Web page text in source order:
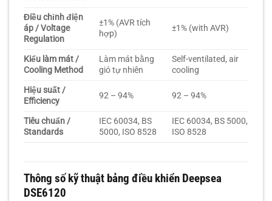
Điều chỉnh điện
áp / Voltage
Regulation
±1% (AVR tích
hợp)
±1% (with AVR)
Kiểu làm mát /
Cooling Method
Làm mát bằng
gió tự nhiên
Self-ventilated, air
cooling
Hiệu suất /
Efficiency
92 – 94% 92 – 94%
Tiêu chuẩn /
Standards
IEC 60034, BS
5000, ISO 8528
IEC 60034, BS 5000,
ISO 8528
Thông số kỹ thuật bảng điều khiển Deepsea
DSE6120